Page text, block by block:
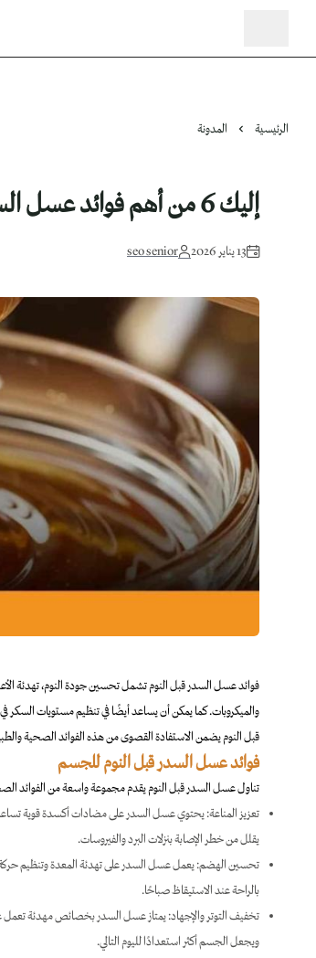
الرئيسية المدونة
إليك 6 من أهم فوائد عسل السدر قبل النوم المذهلة لتعزيز صحة الجسم
13 يناير 2026 seo senior
فوائد عسل السدر قبل النوم​ تشمل تحسين جودة النوم، تهدئة
والميكروبات. كما يمكن أن يساعد أيضًا في تنظيم مستويات السكر
قبل النوم يضمن الاستفادة القصوى من هذه الفوائد الصحية
فوائد عسل السدر قبل النوم​ للجسم
تناول عسل السدر قبل النوم يقدم مجموعة واسعة من الفوائد
تعزيز المناعة: يحتوي عسل السدر على مضادات أكسدة قوية تساعد
يقلل من خطر الإصابة بنزلات البرد والفيروسات.
تحسين الهضم: يعمل عسل السدر على تهدئة المعدة وتنظيم حركة
بالراحة عند الاستيقاظ صباحًا.
تخفيف التوتر والإجهاد: يمتاز عسل السدر بخصائص مهدئة تعمل
ويجعل الجسم أكثر استعدادًا لليوم التالي.